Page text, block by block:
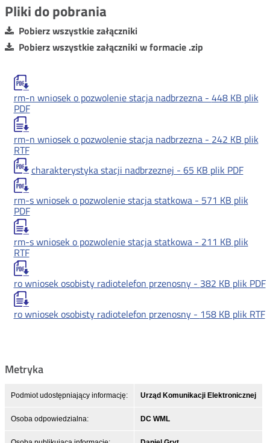
Pliki do pobrania
Pobierz wszystkie załączniki
Pobierz wszystkie załączniki w formacie .zip
rm-n wniosek o pozwolenie stacja nadbrzezna - 448 KB plik
PDF
rm-n wniosek o pozwolenie stacja nadbrzezna - 242 KB plik
RTF
charakterystyka stacji nadbrzeznej - 65 KB plik PDF
rm-s wniosek o pozwolenie stacja statkowa - 571 KB plik
PDF
rm-s wniosek o pozwolenie stacja statkowa - 211 KB plik
RTF
ro wniosek osobisty radiotelefon przenosny - 382 KB plik PDF
ro wniosek osobisty radiotelefon przenosny - 158 KB plik RTF
Metryka
Podmiot udostępniający informację: Urząd Komunikacji Elektronicznej
Osoba odpowiedzialna: DC WML